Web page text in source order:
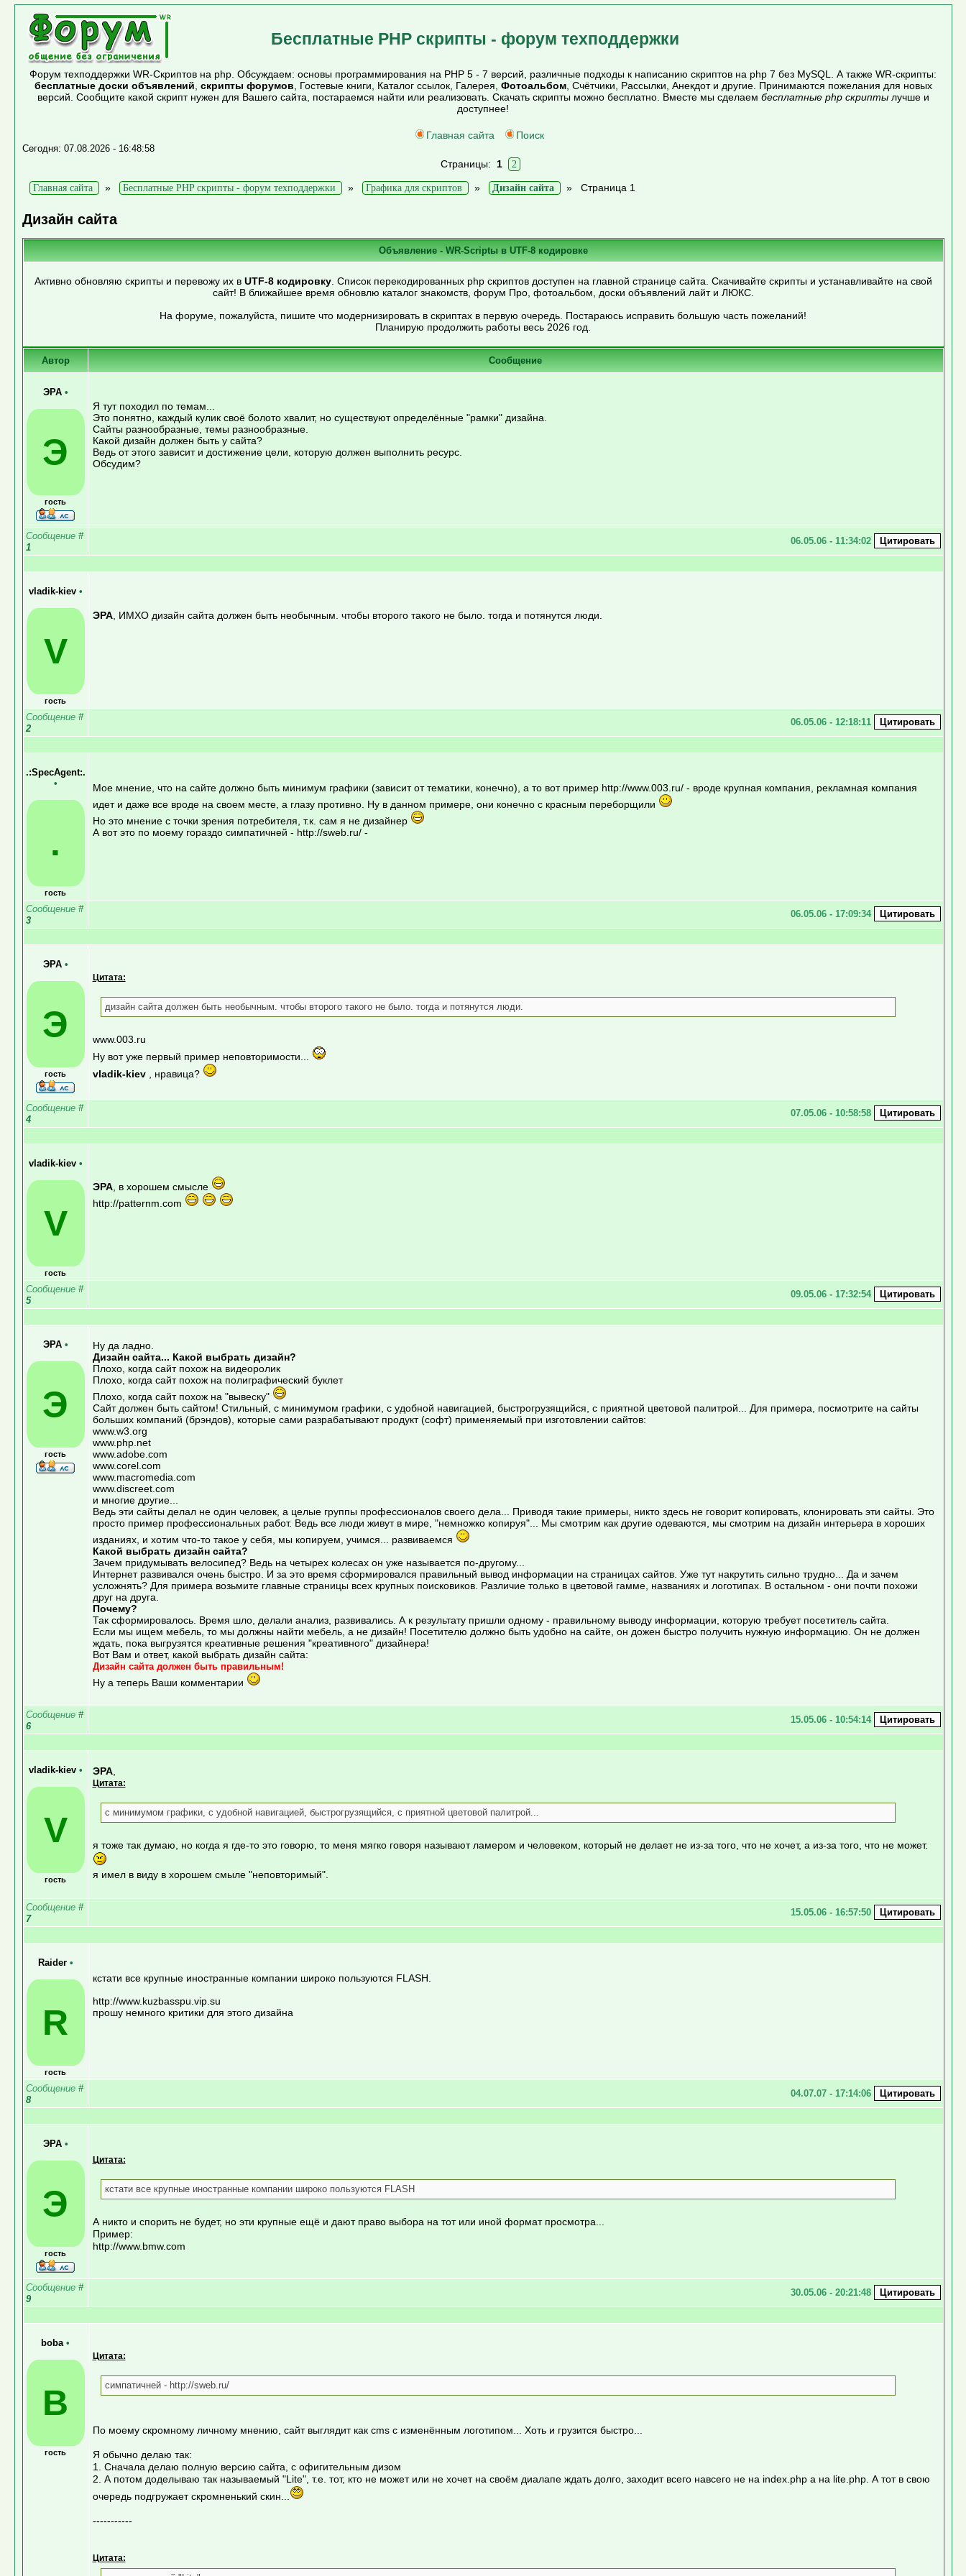
Бесплатные PHP скрипты - форум техподдержки
Форум техподдержки WR-Скриптов на php. Обсуждаем: основы программирования на PHP 5 - 7 версий, различные подходы к написанию скриптов на php 7 без MySQL. А также WR-скрипты:
бесплатные доски объявлений скрипты форумов , Гостевые книги, Каталог ссылок, Галерея, Фотоальбом, Счётчики, Рассылки, Анекдот и другие. Принимаются пожелания для новых
версий. Сообщите какой скрипт нужен для Вашего сайта, постараемся найти или реализовать. Скачать скрипты можно бесплатно. Вместе мы сделаем бесплатные php скриптылучше и
доступнее!
Главная сайта Поиск
Сегодня: 07.08.2026 - 16:48:58
Страницы: 1 2
Главная сайта » Бесплатные PHP скрипты - форум техподдержки » Графика для скриптов » Дизайн сайта » Страница 1
Дизайн сайта
Объявление - WR-Scriptы в UTF-8 кодировке
Активно обновляю скрипты и перевожу их в UTF-8 кодировку. Список перекодированных php скриптов доступен на главной странице сайта. Скачивайте скрипты и устанавливайте на свой
сайт! В ближайшее время обновлю каталог знакомств, форум Про, фотоальбом, доски объявлений лайт и ЛЮКС.
На форуме, пожалуйста, пишите что модернизировать в скриптах в первую очередь. Постараюсь исправить большую часть пожеланий!
Планирую продолжить работы весь 2026 год.
Автор Сообщение
ЭРА •
Э
гость
Я тут походил по темам...
Это понятно, каждый кулик своё болото хвалит, но существуют определённые "рамки" дизайна.
Сайты разнообразные, темы разнообразные.
Какой дизайн должен быть у сайта?
Ведь от этого зависит и достижение цели, которую должен выполнить ресурс.
Обсудим?
Сообщение #
1
06.05.06 - 11:34:02
vladik-kiev •
V
гость
ЭРА, ИМХО дизайн сайта должен быть необычным. чтобы второго такого не было. тогда и потянутся люди.
Сообщение #
2
06.05.06 - 12:18:11
.:SpecAgent:.
•
.
гость
Мое мнение, что на сайте должно быть минимум графики (зависит от тематики, конечно), а то вот пример http://www.003.ru/ - вроде крупная компания, рекламная компания
идет и даже все вроде на своем месте, а глазу противно. Ну в данном примере, они конечно с красным переборщили
Но это мнение с точки зрения потребителя, т.к. сам я не дизайнер
А вот это по моему гораздо симпатичней - http://sweb.ru/ -
Сообщение #
3
06.05.06 - 17:09:34
ЭРА •
Э
гость
Цитата:
дизайн сайта должен быть необычным. чтобы второго такого не было. тогда и потянутся люди.
www.003.ru
Ну вот уже первый пример неповторимости...
vladik-kiev
, нравица?
Сообщение #
4
07.05.06 - 10:58:58
vladik-kiev •
V
гость
ЭРА, в хорошем смысле
http://patternm.com
Сообщение #
5
09.05.06 - 17:32:54
ЭРА •
Э
гость
Ну да ладно.
Дизайн сайта... Какой выбрать дизайн?
Плохо, когда сайт похож на видеоролик
Плохо, когда сайт похож на полиграфический буклет
Плохо, когда сайт похож на "вывеску"
Сайт должен быть сайтом! Стильный, с минимумом графики, с удобной навигацией, быстрогрузящийся, с приятной цветовой палитрой... Для примера, посмотрите на сайты
больших компаний (брэндов), которые сами разрабатывают продукт (софт) применяемый при изготовлении сайтов:
www.w3.org
www.php.net
www.adobe.com
www.corel.com
www.macromedia.com
www.discreet.com
и многие другие...
Ведь эти сайты делал не один человек, а целые группы профессионалов своего дела... Приводя такие примеры, никто здесь не говорит копировать, клонировать эти сайты. Это
просто пример профессиональных работ. Ведь все люди живут в мире, "немножко копируя"... Мы смотрим как другие одеваются, мы смотрим на дизайн интерьера в хороших
изданиях, и хотим что-то такое у себя, мы копируем, учимся... развиваемся
Какой выбрать дизайн сайта?
Зачем придумывать велосипед? Ведь на четырех колесах он уже называется по-другому...
Интернет развивался очень быстро. И за это время сформировался правильный вывод информации на страницах сайтов. Уже тут накрутить сильно трудно... Да и зачем
усложнять? Для примера возьмите главные страницы всех крупных поисковиков. Различие только в цветовой гамме, названиях и логотипах. В остальном - они почти похожи
друг на друга.
Почему?
Так сформировалось. Время шло, делали анализ, развивались. А к результату пришли одному - правильному выводу информации, которую требует посетитель сайта.
Если мы ищем мебель, то мы должны найти мебель, а не дизайн! Посетителю должно быть удобно на сайте, он дожен быстро получить нужную информацию. Он не должен
ждать, пока выгрузятся креативные решения "креативного" дизайнера!
Вот Вам и ответ, какой выбрать дизайн сайта:
Дизайн сайта должен быть правильным!
Ну а теперь Ваши комментарии
Сообщение #
6
15.05.06 - 10:54:14
vladik-kiev •
V
гость
ЭРА,
Цитата:
с минимумом графики, с удобной навигацией, быстрогрузящийся, с приятной цветовой палитрой...
я тоже так думаю, но когда я где-то это говорю, то меня мягко говоря называют ламером и человеком, который не делает не из-за того, что не хочет, а из-за того, что не может.
я имел в виду в хорошем смыле "неповторимый".
Сообщение #
7
15.05.06 - 16:57:50
Raider •
R
гость
кстати все крупные иностранные компании широко пользуются FLASH.
http://www.kuzbasspu.vip.su
прошу немного критики для этого дизайна
Сообщение #
8
04.07.07 - 17:14:06
ЭРА •
Э
гость
Цитата:
кстати все крупные иностранные компании широко пользуются FLASH
А никто и спорить не будет, но эти крупные ещё и дают право выбора на тот или иной формат просмотра...
Пример:
http://www.bmw.com
Сообщение #
9
30.05.06 - 20:21:48
boba •
B
гость
Цитата:
симпатичней - http://sweb.ru/
По моему скромному личному мнению, сайт выглядит как cms с изменённым логотипом... Хоть и грузится быстро...
Я обычно делаю так:
1. Сначала делаю полную версию сайта, с офигительным дизом
2. А потом доделываю так называемый "Lite", т.е. тот, кто не может или не хочет на своём диалапе ждать долго, заходит всего навсего не на index.php а на lite.php. А тот в свою
очередь подгружает скромненький скин...
-----------
Цитата: